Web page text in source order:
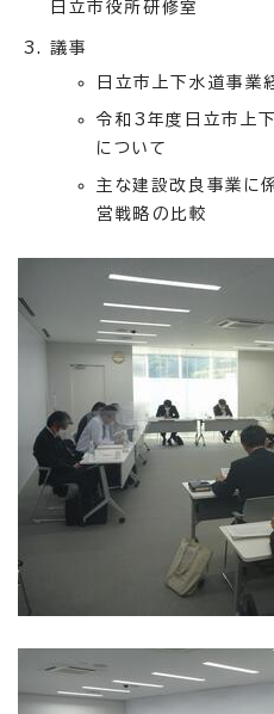
日立市役所研修室
議事
日立市上下水道事業
令和3年度日立市上
について
主な建設改良事業に
営戦略の比較